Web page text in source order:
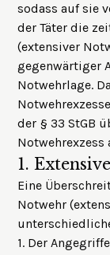
sodass auf sie
der Täter die
(extensiver
gegenwärtiger
Notwehrlage.
der § 33 StGB
Notwehrexzess
1.
Eine
Notwehr
1. Der